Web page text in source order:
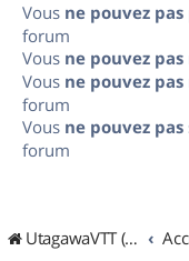
Vous ne pouvez pas
forum
Vous ne pouvez pas
Vous ne pouvez pas
forum
Vous ne pouvez pas
forum
UtagawaVTT (Randos VTT et VTTAE avec traces GPS)